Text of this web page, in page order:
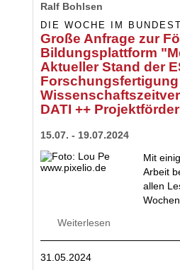
Ralf Bohlsen
DIE WOCHE IM
Große Anfrage zur
Bildungsplattform
Aktueller Stand der
DATI ++
15.07. - 19.07.2024
Mit
Arbeit
allen
Weiterlesen
31.05.2024